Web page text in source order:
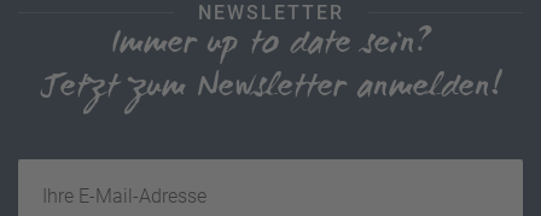
NEWSLETTER
Immer up to date sein?
Jetzt zum Newsletter anmelden!